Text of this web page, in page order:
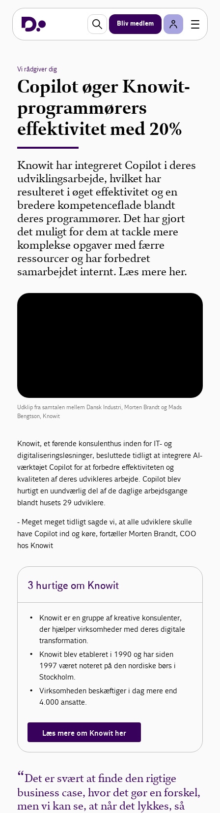
Bliv medlem
Vi rådgiver dig
Copilot øger Knowit-
programmørers
effektivitet med 20%
Knowit har integreret Copilot i deres
udviklingsarbejde, hvilket har
resulteret i øget effektivitet og en
bredere kompetenceflade blandt
deres programmører. Det har gjort
det muligt for dem at tackle mere
komplekse opgaver med færre
ressourcer og har forbedret
samarbejdet internt. Læs mere her.
Udklip fra samtalen mellem Dansk Industri, Morten Brandt og Mads
Bengtson, Knowit
Knowit, et førende konsulenthus inden for IT- og
digitaliseringsløsninger, besluttede tidligt at integrere AI-
værktøjet Copilot for at forbedre effektiviteten og
kvaliteten af deres udvikleres arbejde. Copilot blev
hurtigt en uundværlig del af de daglige arbejdsgange
blandt husets 29 udviklere.
- Meget meget tidligt sagde vi, at alle udviklere skulle
have Copilot ind og køre, fortæller Morten Brandt, COO
hos Knowit
3 hurtige om Knowit
Knowit er en gruppe af kreative konsulenter,
der hjælper virksomheder med deres digitale
transformation.
Knowit blev etableret i 1990 og har siden
1997 været noteret på den nordiske børs i
Stockholm.
Virksomheden beskæftiger i dag mere end
4.000 ansatte.
Læs mere om Knowit her
Det er svært at finde den rigtige
business case, hvor det gør en forskel,
men vi kan se, at når det lykkes, så